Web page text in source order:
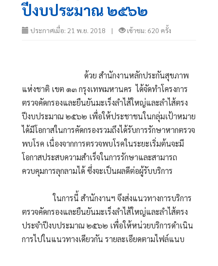
ปีงบประมาณ ๒๕๖๒
ประกาศเมื่อ: 21 พ.ย. 2018 | เข้าชม: 620 ครั้ง
แห่งชาติ เขต ๑๓ กรุงเทพมหานคร  ได้จัดทำโครงการ
ตรวจคัดกรองและยืนยันมะเร็งลำไส้ใหญ่และลำไส้ตรง
ปีงบประมาณ ๒๕๖๒ เพื่อให้ประชาชนในกลุ่มเป้าหมาย
ได้มีโอกาสในการคัดกรองรวมถึงได้รับการรักษาหากตรวจ
พบโรค เนื่องจากการตรวจพบโรคในระยะเริ่มต้นจะมี
โอกาสประสบความสำเร็จในการรักษาและสามารถ
ควบคุมการลุกลามได้ ซึ่งจะเป็นผลดีต่อผู้รับบริการ
                ในการนี้ สำนักงานฯ จึงส่งแนวทางการบริการ
ตรวจคัดกรองและยืนยันมะเร็งลำไส้ใหญ่และลำไส้ตรง
ประจำปีงบประมาณ ๒๕๖๒ เพื่อให้หน่วยบริการดำเนิน
การไปในแนวทางเดียวกัน รายละเอียดตามไฟล์แนบ